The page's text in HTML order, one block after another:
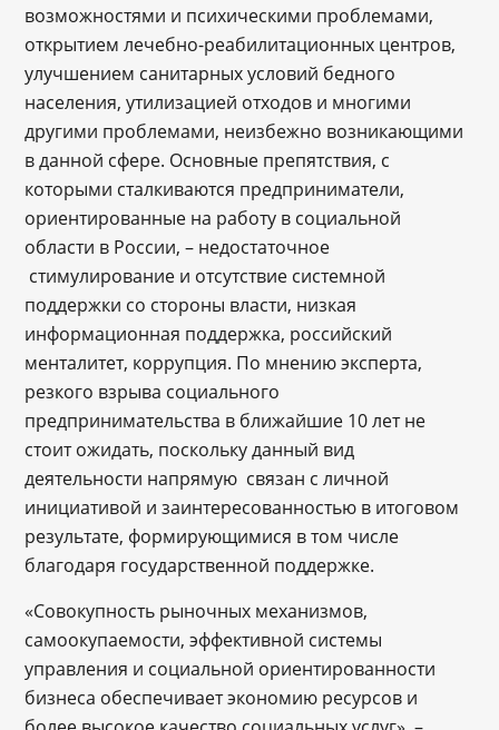
возможностями и психическими проблемами,
открытием лечебно-реабилитационных центров,
улучшением санитарных условий бедного
населения, утилизацией отходов и многими
другими проблемами, неизбежно возникающими
в данной сфере. Основные препятствия, с
которыми сталкиваются предприниматели,
ориентированные на работу в социальной
области в России, – недостаточное
стимулирование и отсутствие системной
поддержки со стороны власти, низкая
информационная поддержка, российский
менталитет, коррупция. По мнению эксперта,
резкого взрыва социального
предпринимательства в ближайшие 10 лет не
стоит ожидать, поскольку данный вид
деятельности напрямую связан с личной
инициативой и заинтересованностью в итоговом
результате, формирующимися в том числе
благодаря государственной поддержке.
«Совокупность рыночных механизмов,
самоокупаемости, эффективной системы
управления и социальной ориентированности
бизнеса обеспечивает экономию ресурсов и